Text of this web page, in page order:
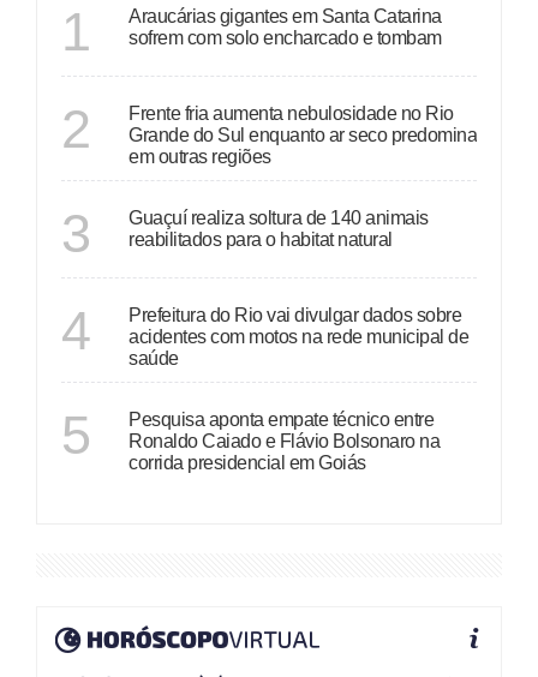
1
Araucárias gigantes em Santa Catarina
sofrem com solo encharcado e tombam
2
Frente fria aumenta nebulosidade no Rio
Grande do Sul enquanto ar seco predomina
em outras regiões
3
Guaçuí realiza soltura de 140 animais
reabilitados para o habitat natural
4
Prefeitura do Rio vai divulgar dados sobre
acidentes com motos na rede municipal de
saúde
5
Pesquisa aponta empate técnico entre
Ronaldo Caiado e Flávio Bolsonaro na
corrida presidencial em Goiás